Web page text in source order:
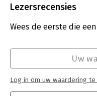
Het leerboek 2023 is
daarom de eenvoudigste
complete boek bestaat
2D-tekenen, het
samenwerken met andere
naslagwerk en studieboek.
Bindwijze:
Uitgever:
Hoofdrubriek: IT-
Lezersrecensies
Wees de eerste die
Uw
Log in om uw waardering te